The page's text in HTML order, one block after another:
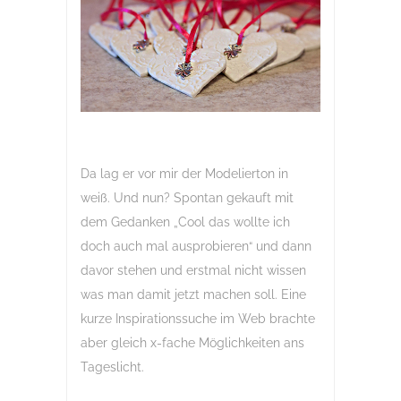
Da lag er vor mir der Modelierton in
weiß. Und nun? Spontan gekauft mit
dem Gedanken „Cool das wollte ich
doch auch mal ausprobieren“ und dann
davor stehen und erstmal nicht wissen
was man damit jetzt machen soll. Eine
kurze Inspirationssuche im Web brachte
aber gleich x-fache Möglichkeiten ans
Tageslicht.